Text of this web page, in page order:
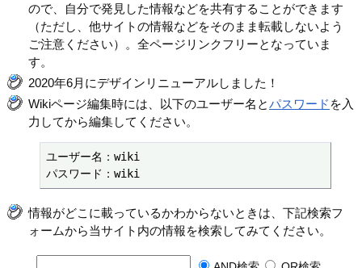
ので、自分で発見した情報などを共有することができます
（ただし、他サイトの情報などをそのまま転載しないよう
ご注意ください）。全ページリンクフリーとなっていま
す。
2020年6月にデザインリニューアルしました！
Wikiページ編集時には、以下のユーザー名とパスワード を入
力してから編集してください。
ユーザー名：wiki
パスワード：wiki
情報がどこに載っているかわからないときは、下記検索フ
ォームから当サイト内の情報を検索してみてください。